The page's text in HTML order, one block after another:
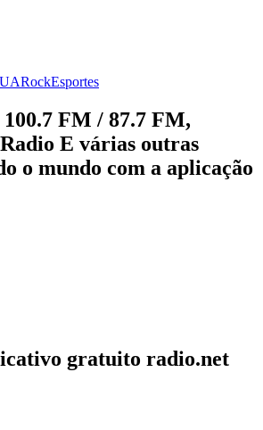
RockEsportes
FM / 87.7 FM,
E várias outras
o mundo com a aplicação
gratuito radio.net